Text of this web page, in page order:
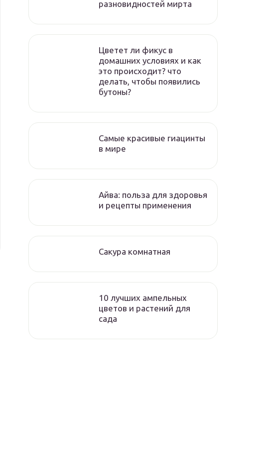
разновидностей мирта
Цветет ли фикус в
домашних условиях и как
это происходит? что
делать, чтобы появились
бутоны?
Самые красивые гиацинты
в мире
Айва: польза для здоровья
и рецепты применения
Сакура комнатная
10 лучших ампельных
цветов и растений для
сада